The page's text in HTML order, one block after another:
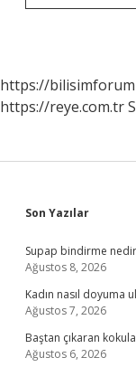
https://
https://reye.com.tr
Sidebar
Son Yazılar
Supap bindirme
Ağustos 8, 2026
Kadın nasıl doyuma
Ağustos 7, 2026
Baştan çıkaran
Ağustos 6, 2026